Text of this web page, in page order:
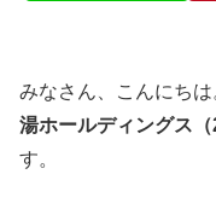
みなさん、こんにち
湯ホールディングス（
す。